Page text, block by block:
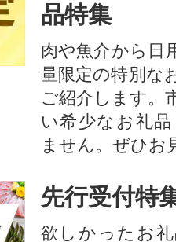
品特集
肉や魚介から日
量限定の特別な
ご紹介します。
い希少なお礼
ません。ぜひお
先行受付特
欲しかったお